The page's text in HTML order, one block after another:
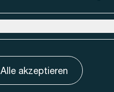
Alle akzeptieren